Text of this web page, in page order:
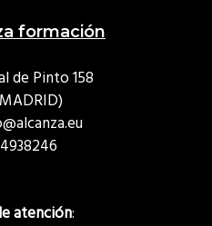
formación
de Pinto 158
atención: